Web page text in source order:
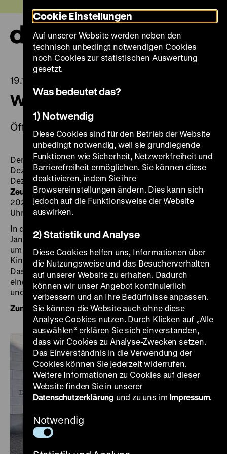
zum
Seiteninhalt
springen
19.12.2023
Weihnachten im DHM
Öffnungszeiten und Ferienprogramm
Der Pei-Bau mit unserenAusstellungenbleibt am 24.
Dezember 2023 geschlossen, dieBibliothekvom 23.
Dezember 2023 bis 1. Januar 2024 und das
Zeughauskinovom 18. Dezember 2023 bis 11. Januar
2024. Am 1. Januar 2024 öffnet das Museum um 12
Uhr.
In den Weihnachtsferien (23. Dezember 2023 bis 5.
Januar 2024) findet dienstags um 14 Uhr, mittwochs
um 16 Uhr und donnerstags um 14 Uhr die
Kinderführung „Warte nicht mit Deinem Mut!” statt.
Das Familienticket für nur 18 € umfasst den Eintritt in
eine Ausstellung plus Führung für zwei Erwachsene
und maximal drei Kinder.
Zum Ferienprogramm
Cookie Einstellungen
Auf unserer Website werden neben den
technisch unbedingt notwendigen Cookies
noch Cookies zur statistischen Auswertung
gesetzt.
Was bedeutet das?
1) Notwendig
Diese Cookies sind für den Betrieb der Website
unbedingt notwendig, weil sie grundlegende
Funktionen wie Sicherheit, Netzwerkfreiheit und
Barrierefreiheit ermöglichen. Sie können diese
deaktivieren, indem Sie ihre
Browsereinstellungen ändern. Dies kann sich
jedoch auf die Funktionsweise der Website
auswirken.
2) Statistik und Analyse
Diese Cookies helfen uns, Informationen über
die Nutzungsweise und das Besucherverhalten
auf unserer Website zu erhalten. Dadurch
können wir unser Angebot kontinuierlich
verbessern und an Ihre Bedürfnisse anpassen.
Sie können die Website auch ohne diese
Analyse Cookies nutzen. Durch Klicken auf „Alle
auswählen“ erklären Sie sich einverstanden,
dass wir Cookies zu Analyse-Zwecken setzen.
Das Einverständnis in die Verwendung der
Cookies können Sie jederzeit widerrufen.
Weitere Informationen zu Cookies auf dieser
Website finden Sie in unserer
Datenschutzerklärung und zu uns im Impressum.
Notwendig